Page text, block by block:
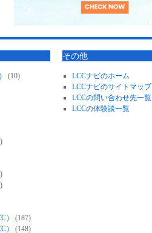
(10)
）
(187)
）
(148)
その他
LCCナビのホーム
LCCナビのサイトマップ
LCCの問い合わせ先一覧
LCCの体験談一覧